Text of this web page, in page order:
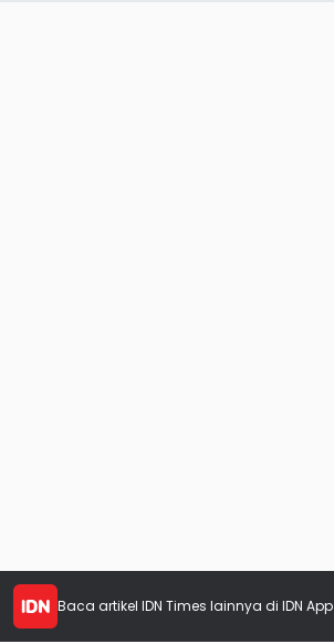
Baca artikel IDN Times lainnya di IDN App